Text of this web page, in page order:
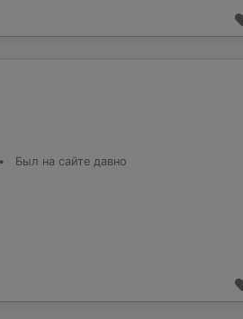
• Был на сайте давно